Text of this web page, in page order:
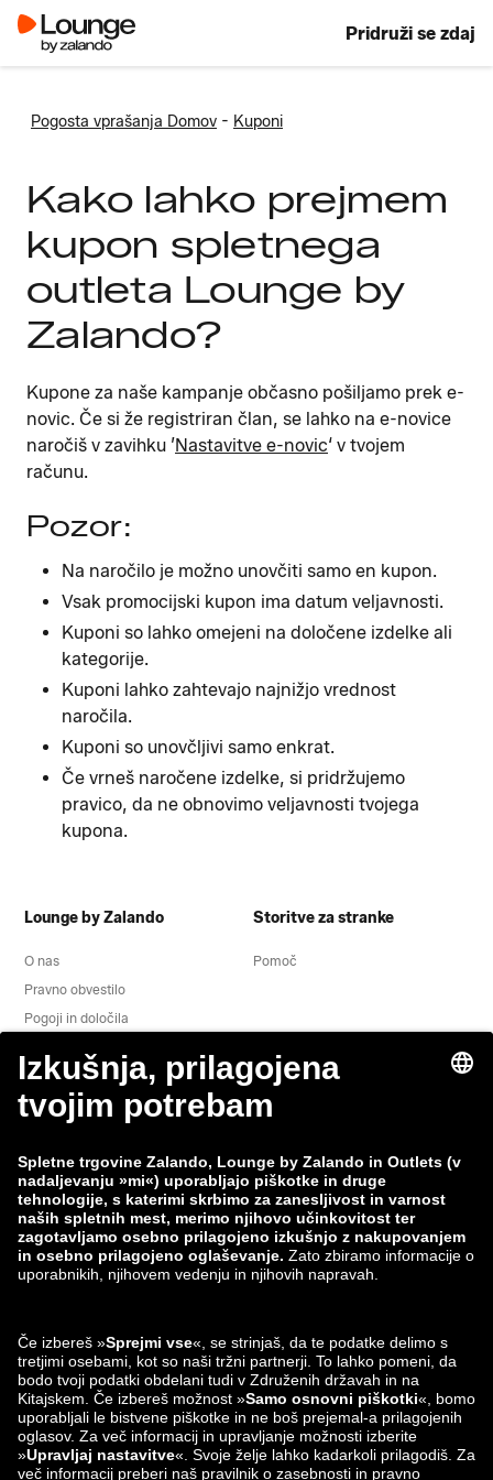
Pridruži se zdaj
Pogosta vprašanja Domov - Kuponi
Kako lahko prejmem
kupon spletnega
outleta Lounge by
Zalando?
Kupone za naše kampanje občasno pošiljamo prek e-
novic. Če si že registriran član, se lahko na e-novice
naročiš v zavihku ʼNastavitve e-novic‘ v tvojem
računu.
Pozor:
Na naročilo je možno unovčiti samo en kupon.
Vsak promocijski kupon ima datum veljavnosti.
Kuponi so lahko omejeni na določene izdelke ali
kategorije.
Kuponi lahko zahtevajo najnižjo vrednost
naročila.
Kuponi so unovčljivi samo enkrat.
Če vrneš naročene izdelke, si pridržujemo
pravico, da ne obnovimo veljavnosti tvojega
kupona.
Lounge by Zalando
O nas
Pravno obvestilo
Pogoji in določila
Odstop
Delovna mesta
Prijavi ranljivost
Varnost izdelka
Storitve za stranke
Pomoč
Skupina Zalando
Zalando
Načini plačila
Najdeš nas lahko tudi na
Partner za pošiljanje in
dostavo